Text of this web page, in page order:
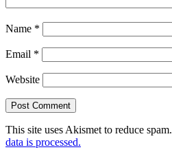
Name *
Email *
Website
This site uses Akismet to reduce spam.
data is processed.